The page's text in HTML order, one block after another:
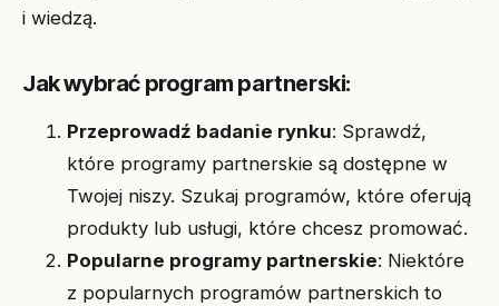
i wiedzą.
Jak wybrać program partnerski:
Przeprowadź badanie rynku: Sprawdź,
które programy partnerskie są dostępne w
Twojej niszy. Szukaj programów, które oferują
produkty lub usługi, które chcesz promować.
Popularne programy partnerskie: Niektóre
z popularnych programów partnerskich to